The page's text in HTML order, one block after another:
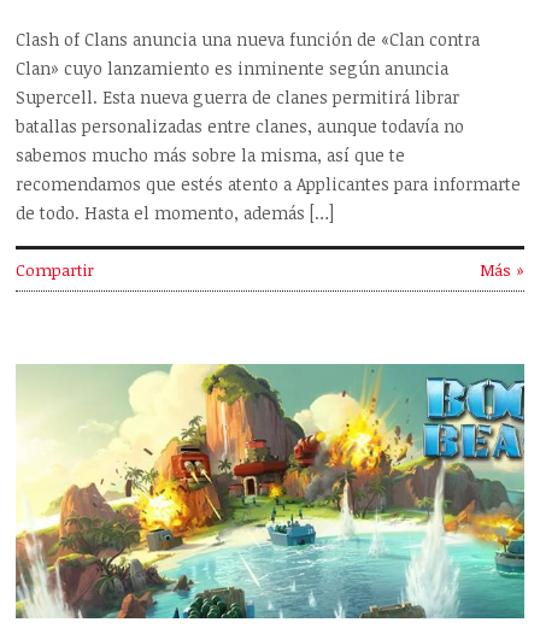
Clash of Clans anuncia una nueva función de «Clan contra
Clan» cuyo lanzamiento es inminente según anuncia
Supercell. Esta nueva guerra de clanes permitirá librar
batallas personalizadas entre clanes, aunque todavía no
sabemos mucho más sobre la misma, así que te
recomendamos que estés atento a Applicantes para informarte
de todo. Hasta el momento, además […]
Compartir Más »